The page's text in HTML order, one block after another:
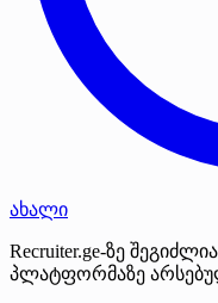
ახალი
Recruiter.ge-ზე
პლატფორმაზე